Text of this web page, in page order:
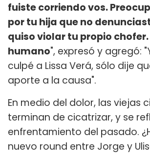
fuiste corriendo vos.
por tu hija que no
quiso violar tu propio
humano", expresó y agregó:
culpé a Lissa Verá, sólo dije
aporte a la causa".
En medio del dolor, las viejas
terminan de cicatrizar, y se
enfrentamiento del pasado.
nuevo round entre Jorge y